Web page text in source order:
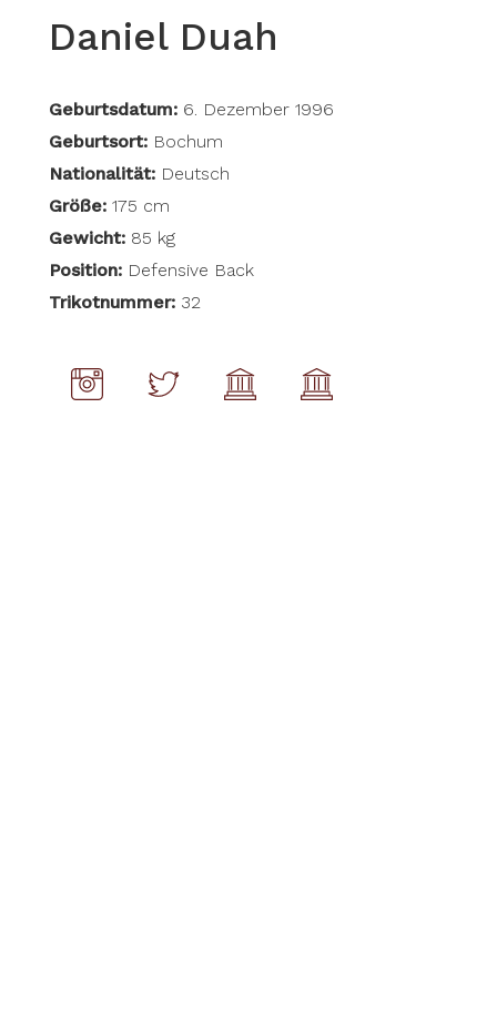
Daniel Duah
Geburtsdatum:6. Dezember 1996
Geburtsort:Bochum
Nationalität:Deutsch
Größe:175 cm
Gewicht:85 kg
Position:Defensive Back
Trikotnummer:32